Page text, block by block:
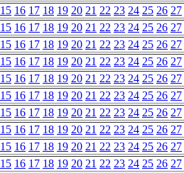
15 16 17 18 19 20 21 22 23 24 25 26 27
15 16 17 18 19 20 21 22 23 24 25 26 27
15 16 17 18 19 20 21 22 23 24 25 26 27
15 16 17 18 19 20 21 22 23 24 25 26 27
15 16 17 18 19 20 21 22 23 24 25 26 27
15 16 17 18 19 20 21 22 23 24 25 26 27
15 16 17 18 19 20 21 22 23 24 25 26 27
15 16 17 18 19 20 21 22 23 24 25 26 27
15 16 17 18 19 20 21 22 23 24 25 26 27
15 16 17 18 19 20 21 22 23 24 25 26 27